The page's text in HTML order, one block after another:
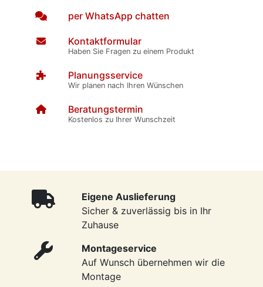
per WhatsApp chatten
Kontaktformular
Haben Sie Fragen zu einem Produkt
Planungsservice
Wir planen nach Ihren Wünschen
Beratungstermin
Kostenlos zu Ihrer Wunschzeit
Eigene Auslieferung
Sicher & zuverlässig bis in Ihr
Zuhause
Montageservice
Auf Wunsch übernehmen wir die
Montage